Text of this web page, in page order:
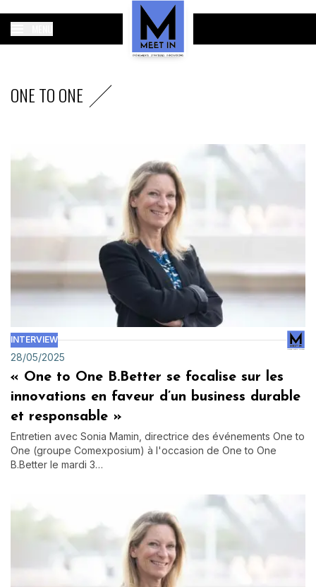
ONE TO ONE
INTERVIEW
28/05/2025
« One to One B.Better se focalise sur les
innovations en faveur d’un business durable
et responsable »
Entretien avec Sonia Mamin, directrice des événements One to
One (groupe Comexposium) à l'occasion de One to One
B.Better le mardi 3…